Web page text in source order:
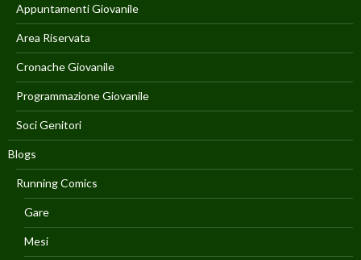
Appuntamenti Giovanile
Area Riservata
Cronache Giovanile
Programmazione Giovanile
Soci Genitori
Blogs
Running Comics
Gare
Mesi